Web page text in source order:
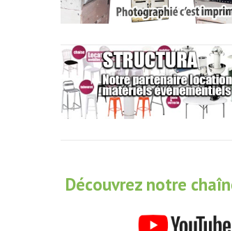
Découvrez notre